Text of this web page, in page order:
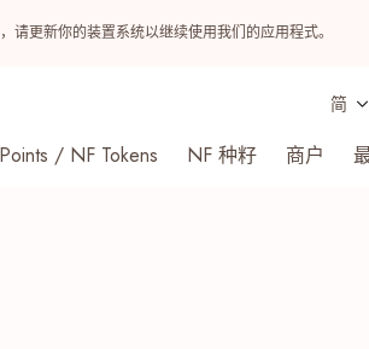
更新你的装置系统以继续使用我们的应用程式。
简
/ NF Tokens NF 种籽 商户